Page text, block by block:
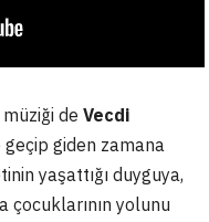
de Vecdi
geçip giden zamana
yaşattığı duyguya,
çocuklarının yolunu